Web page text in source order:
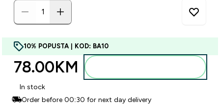
10% POPUSTA | KOD: BA10
78.00KM‎
In stock
Order before 00:30 for next day delivery